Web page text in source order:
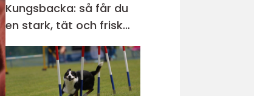
Kungsbacka: så får du
en stark, tät och frisk
gräsmatta